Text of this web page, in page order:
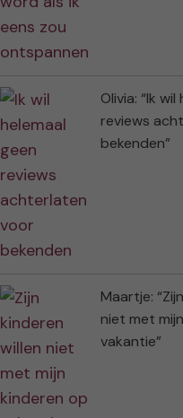
Olivia: “Ik
reviews
bekenden”
Maartje:
niet met
vakantie”